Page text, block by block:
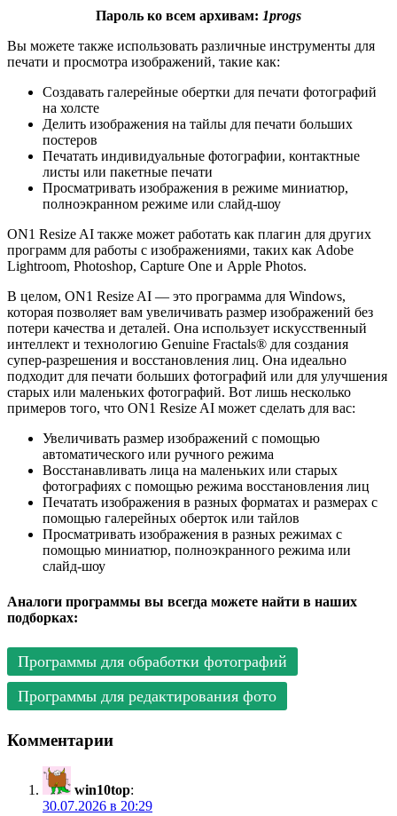
Пароль ко всем архивам: 1progs
Вы можете также использовать различные инструменты для
печати и просмотра изображений, такие как:
Создавать галерейные обертки для печати фотографий
на холсте
Делить изображения на тайлы для печати больших
постеров
Печатать индивидуальные фотографии, контактные
листы или пакетные печати
Просматривать изображения в режиме миниатюр,
полноэкранном режиме или слайд-шоу
ON1 Resize AI также может работать как плагин для других
программ для работы с изображениями, таких как Adobe
Lightroom, Photoshop, Capture One и Apple Photos.
В целом, ON1 Resize AI — это программа для Windows,
которая позволяет вам увеличивать размер изображений без
потери качества и деталей. Она использует искусственный
интеллект и технологию Genuine Fractals® для создания
супер-разрешения и восстановления лиц. Она идеально
подходит для печати больших фотографий или для улучшения
старых или маленьких фотографий. Вот лишь несколько
примеров того, что ON1 Resize AI может сделать для вас:
Увеличивать размер изображений с помощью
автоматического или ручного режима
Восстанавливать лица на маленьких или старых
фотографиях с помощью режима восстановления лиц
Печатать изображения в разных форматах и размерах с
помощью галерейных оберток или тайлов
Просматривать изображения в разных режимах с
помощью миниатюр, полноэкранного режима или
слайд-шоу
Аналоги программы вы всегда можете найти в наших
подборках:
Программы для обработки фотографий
Программы для редактирования фото
Комментарии
win10top:
30.07.2026 в 20:29